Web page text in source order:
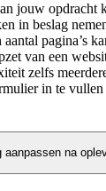
jouw opdracht
in beslag
pagina’s
van een
zelfs
in te vullen
na